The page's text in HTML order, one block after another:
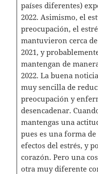
países diferentes)
2022. Asimismo, el
preocupación, el
mantuvieron cerca
2021, y
mantengan de
2022. La buena
muy sencilla de
preocupación y
desencadenar.
mantengas una
pues es una forma
efectos del estrés, y
corazón. Pero una
otra muy diferente